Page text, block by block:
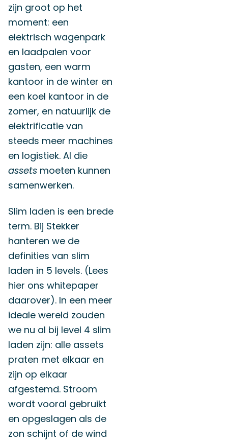
zijn groot op het
moment: een
elektrisch wagenpark
en laadpalen voor
gasten, een warm
kantoor in de winter en
een koel kantoor in de
zomer, en natuurlijk de
elektrificatie van
steeds meer machines
en logistiek. Al die
assets moeten kunnen
samenwerken.
Slim laden is een brede
term. Bij Stekker
hanteren we de
definities van slim
laden in 5 levels. (Lees
hier ons whitepaper
daarover). In een meer
ideale wereld zouden
we nu al bij level 4 slim
laden zijn: alle assets
praten met elkaar en
zijn op elkaar
afgestemd. Stroom
wordt vooral gebruikt
en opgeslagen als de
zon schijnt of de wind